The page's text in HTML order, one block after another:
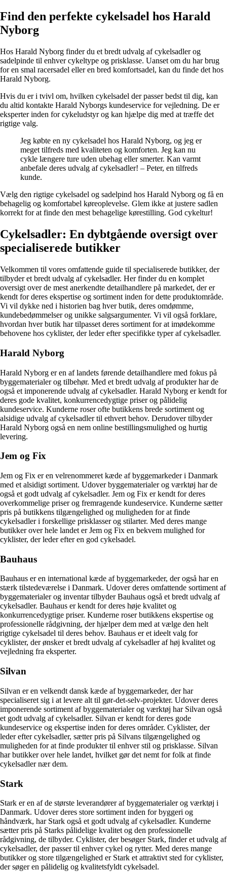
Find den perfekte cykelsadel hos Harald
Nyborg
Hos Harald Nyborg finder du et bredt udvalg af cykelsadler og
sadelpinde til enhver cykeltype og prisklasse. Uanset om du har brug
for en smal racersadel eller en bred komfortsadel, kan du finde det hos
Harald Nyborg.
Hvis du er i tvivl om, hvilken cykelsadel der passer bedst til dig, kan
du altid kontakte Harald Nyborgs kundeservice for vejledning. De er
eksperter inden for cykeludstyr og kan hjælpe dig med at træffe det
rigtige valg.
Jeg købte en ny cykelsadel hos Harald Nyborg, og jeg er
meget tilfreds med kvaliteten og komforten. Jeg kan nu
cykle længere ture uden ubehag eller smerter. Kan varmt
anbefale deres udvalg af cykelsadler! – Peter, en tilfreds
kunde.
Vælg den rigtige cykelsadel og sadelpind hos Harald Nyborg og få en
behagelig og komfortabel køreoplevelse. Glem ikke at justere sadlen
korrekt for at finde den mest behagelige kørestilling. God cykeltur!
Cykelsadler: En dybtgående oversigt over
specialiserede butikker
Velkommen til vores omfattende guide til specialiserede butikker, der
tilbyder et bredt udvalg af cykelsadler. Her finder du en komplet
oversigt over de mest anerkendte detailhandlere på markedet, der er
kendt for deres ekspertise og sortiment inden for dette produktområde.
Vi vil dykke ned i historien bag hver butik, deres omdømme,
kundebedømmelser og unikke salgsargumenter. Vi vil også forklare,
hvordan hver butik har tilpasset deres sortiment for at imødekomme
behovene hos cyklister, der leder efter specifikke typer af cykelsadler.
Harald Nyborg
Harald Nyborg er en af landets førende detailhandlere med fokus på
byggematerialer og tilbehør. Med et bredt udvalg af produkter har de
også et imponerende udvalg af cykelsadler. Harald Nyborg er kendt for
deres gode kvalitet, konkurrencedygtige priser og pålidelig
kundeservice. Kunderne roser ofte butikkens brede sortiment og
alsidige udvalg af cykelsadler til ethvert behov. Derudover tilbyder
Harald Nyborg også en nem online bestillingsmulighed og hurtig
levering.
Jem og Fix
Jem og Fix er en velrenommeret kæde af byggemarkeder i Danmark
med et alsidigt sortiment. Udover byggematerialer og værktøj har de
også et godt udvalg af cykelsadler. Jem og Fix er kendt for deres
overkommelige priser og fremragende kundeservice. Kunderne sætter
pris på butikkens tilgængelighed og muligheden for at finde
cykelsadler i forskellige prisklasser og stilarter. Med deres mange
butikker over hele landet er Jem og Fix en bekvem mulighed for
cyklister, der leder efter en god cykelsadel.
Bauhaus
Bauhaus er en international kæde af byggemarkeder, der også har en
stærk tilstedeværelse i Danmark. Udover deres omfattende sortiment af
byggematerialer og inventar tilbyder Bauhaus også et bredt udvalg af
cykelsadler. Bauhaus er kendt for deres høje kvalitet og
konkurrencedygtige priser. Kunderne roser butikkens ekspertise og
professionelle rådgivning, der hjælper dem med at vælge den helt
rigtige cykelsadel til deres behov. Bauhaus er et ideelt valg for
cyklister, der ønsker et bredt udvalg af cykelsadler af høj kvalitet og
vejledning fra eksperter.
Silvan
Silvan er en velkendt dansk kæde af byggemarkeder, der har
specialiseret sig i at levere alt til gør-det-selv-projekter. Udover deres
imponerende sortiment af byggematerialer og værktøj har Silvan også
et godt udvalg af cykelsadler. Silvan er kendt for deres gode
kundeservice og ekspertise inden for deres områder. Cyklister, der
leder efter cykelsadler, sætter pris på Silvans tilgængelighed og
muligheden for at finde produkter til enhver stil og prisklasse. Silvan
har butikker over hele landet, hvilket gør det nemt for folk at finde
cykelsadler nær dem.
Stark
Stark er en af de største leverandører af byggematerialer og værktøj i
Danmark. Udover deres store sortiment inden for byggeri og
håndværk, har Stark også et godt udvalg af cykelsadler. Kunderne
sætter pris på Starks pålidelige kvalitet og den professionelle
rådgivning, de tilbyder. Cyklister, der besøger Stark, finder et udvalg af
cykelsadler, der passer til enhver cykel og rytter. Med deres mange
butikker og store tilgængelighed er Stark et attraktivt sted for cyklister,
der søger en pålidelig og kvalitetsfyldt cykelsadel.